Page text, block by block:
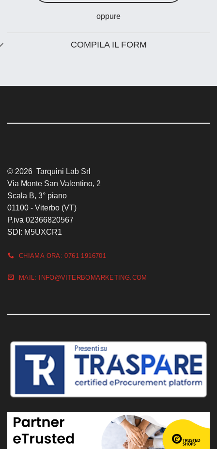
oppure
COMPILA IL FORM
© 2026 Tarquini Lab Srl
Via Monte San Valentino, 2
Scala B, 3° piano
01100 - Viterbo (VT)
P.iva 02366820567
SDI: M5UXCR1
CHIAMA ORA: 0761 1916701
MAIL: INFO@VITERBOMARKETING.COM